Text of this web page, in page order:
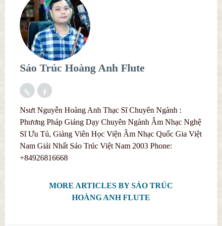
Sáo Trúc Hoàng Anh Flute
Nsưt Nguyễn Hoàng Anh Thạc Sĩ Chuyên Ngành :
Phương Pháp Giảng Dạy Chuyên Ngành Âm Nhạc Nghệ
Sĩ Ưu Tú, Giảng Viên Học Viện Âm Nhạc Quốc Gia Việt
Nam Giải Nhất Sáo Trúc Việt Nam 2003 Phone:
+84926816668
MORE ARTICLES BY SÁO TRÚC
HOÀNG ANH FLUTE